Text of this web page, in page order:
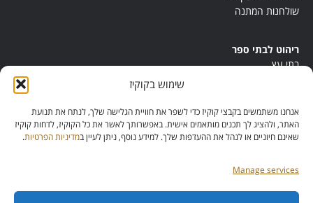
שימוש בקוקיז
אנחנו משתמשים בקבצי קוקיז כדי לשפר את חוויית הגלישה שלך, לנתח את תנועת
האתר, ולהציג לך תכנים מותאמים אישית. באפשרותך לאשר את כל הקוקיז, לדחות קוקיז
שאינם חיוניים או לנהל את ההעדפות שלך. למידע נוסף, ניתן לעיין במדיניות הפרטיות.
Manage services
שולחנות המתנה
ריהוט לבתי ספר
בתי עץ
ריהוט מונטסורי
ריהוט אנתרופוסופי